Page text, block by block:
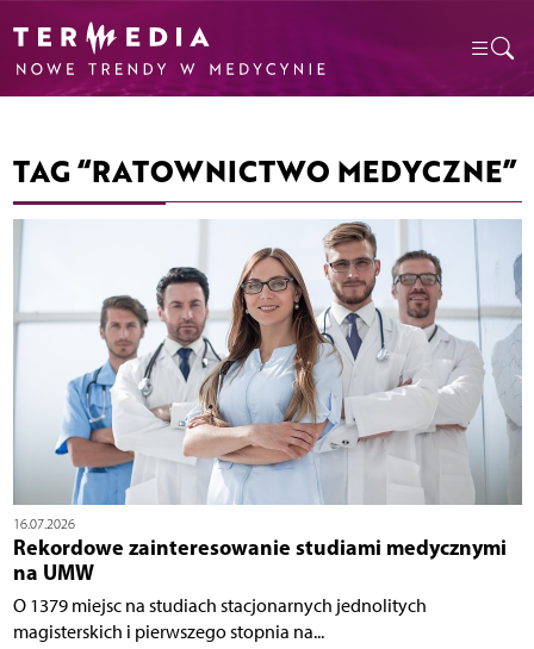
TAG “RATOWNICTWO MEDYCZNE”
16.07.2026
Rekordowe zainteresowanie studiami medycznymi
na UMW
O 1379 miejsc na studiach stacjonarnych jednolitych
magisterskich i pierwszego stopnia na...